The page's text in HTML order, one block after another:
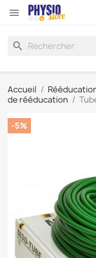

search
Accueil
de rééducation
-5%